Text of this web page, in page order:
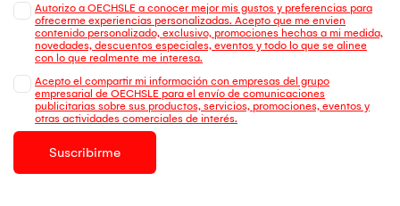
Autorizo a OECHSLE a conocer mejor mis gustos y preferencias para
ofrecerme experiencias personalizadas. Acepto que me envien
contenido personalizado, exclusivo, promociones hechas a mi medida,
novedades, descuentos especiales, eventos y todo lo que se alinee
con lo que realmente me interesa.
Acepto el compartir mi información con empresas del grupo
empresarial de OECHSLE para el envío de comunicaciones
publicitarias sobre sus productos, servicios, promociones, eventos y
otras actividades comerciales de interés.
Suscribirme